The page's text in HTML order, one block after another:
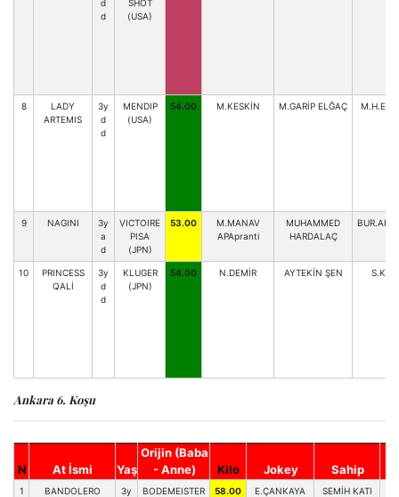
d
d
SHOT
(USA)
8
LADY
ARTEMIS
3y
d
d
MENDIP
(USA)
54.00 M.KESKİN M.GARİP ELĞAÇ
9 NAGINI
3y
a
d
VICTOIRE
PISA
(JPN)
53.00
M.MANAV
APApranti
MUHAMMED
HARDALAÇ
10
PRINCESS
QALİ
3y
d
d
KLUGER
(JPN)
54.00 N.DEMİR AYTEKİN ŞEN S.KAN
Ankara 6. Koşu
N At İsmi Yaş
Orijin (Baba
- Anne)
Kilo Jokey Sahip
1 BANDOLERO
3y
BODEMEISTER
58.00 E.ÇANKAYA SEMİH KATI